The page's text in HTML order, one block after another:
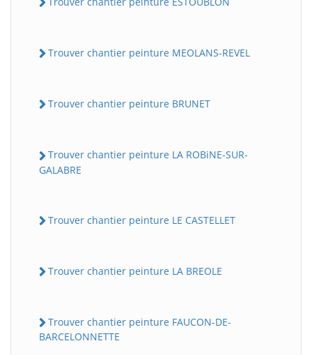
Trouver chantier peinture MEOLANS-REVEL
Trouver chantier peinture BRUNET
Trouver chantier peinture LA ROBiNE-SUR-
GALABRE
Trouver chantier peinture LE CASTELLET
Trouver chantier peinture LA BREOLE
Trouver chantier peinture FAUCON-DE-
BARCELONNETTE